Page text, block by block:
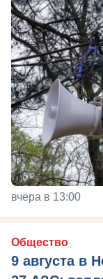
вчера в 13:00
Общество
9 августа в